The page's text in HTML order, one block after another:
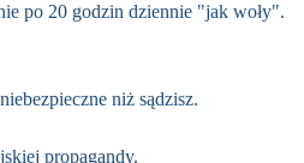
po 20 godzin dziennie "jak woły".
niż sądzisz.
propagandy.